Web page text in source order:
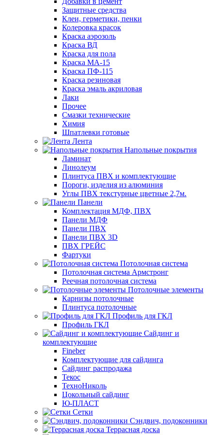
Защитные средства
Клеи, герметики, пенки
Колеровка красок
Краска аэрозоль
Краска ВД
Краска для пола
Краска МА-15
Краска ПФ-115
Краска резиновая
Краска эмаль акриловая
Лаки
Прочее
Смазки технические
Химия
Шпатлевки готовые
Лента
Напольные покрытия
Ламинат
Линолеум
Плинтуса ПВХ и комплектующие
Пороги, изделия из алюминия
Углы ПВХ текстурные цветные 2,7м.
Панели
Комплектация МДФ, ПВХ
Панели МДФ
Панели ПВХ
Панели ПВХ 3D
ПВХ ГРЕЙС
Фартуки
Потолочная система
Потолочная система Армстронг
Реечная потолочная система
Потолочные элементы
Карнизы потолочные
Плинтуса потолочные
Профиль для ГКЛ
Профиль ГКЛ
Сайдинг и
комплектующие
Fineber
Комплектующие для сайдинга
Сайдинг распродажа
Текос
ТехноНиколь
Цокольный сайдинг
Ю-ПЛАСТ
Сетки
Сэндвич, подоконники
Террасная доска